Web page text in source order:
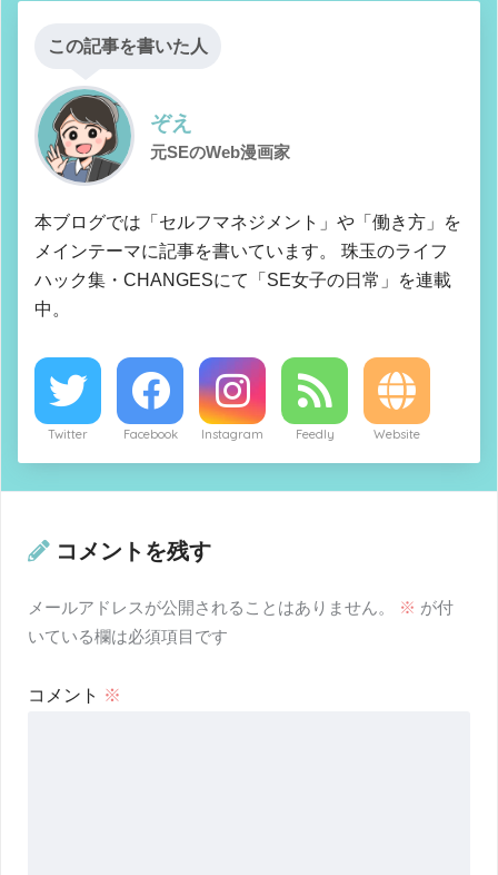
この記事を書いた人
ぞえ
元SEのWeb漫画家
本ブログでは「セルフマネジメント」や「働き方」を
メインテーマに記事を書いています。 珠玉のライフ
ハック集・CHANGESにて「SE女子の日常」を連載
中。
Twitter Facebook Instagram Feedly Website
コメントを残す
メールアドレスが公開されることはありません。 ※ が付
いている欄は必須項目です
コメント ※